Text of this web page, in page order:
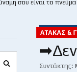
σου είναι το
ΑΤΆΚΑΣ &
➡Δεν
Συντάκτης: